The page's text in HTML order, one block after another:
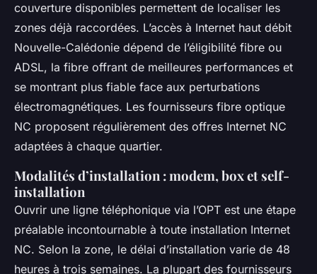
couverture disponibles permettent de localiser les
zones déjà raccordées. L’accès à Internet haut débit
Nouvelle-Calédonie dépend de l’éligibilité fibre ou
ADSL, la fibre offrant de meilleures performances et
se montrant plus fiable face aux perturbations
électromagnétiques. Les fournisseurs fibre optique
NC proposent régulièrement des offres Internet NC
adaptées à chaque quartier.
Modalités d’installation : modem, box et self-
installation
Ouvrir une ligne téléphonique via l’OPT est une étape
préalable incontournable à toute installation Internet
NC. Selon la zone, le délai d’installation varie de 48
heures à trois semaines. La plupart des fournisseurs